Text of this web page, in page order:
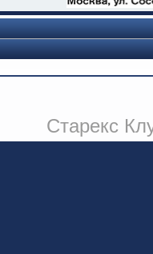
Старекс